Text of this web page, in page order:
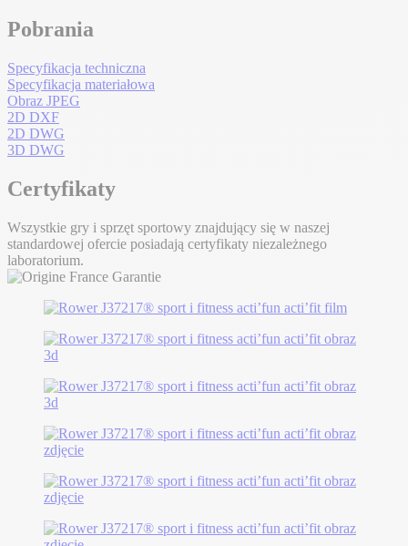
Pobrania
Specyfikacja techniczna
Specyfikacja materiałowa
Obraz JPEG
2D DXF
2D DWG
3D DWG
Certyfikaty
Wszystkie gry i sprzęt sportowy znajdujący się w naszej
standardowej ofercie posiadają certyfikaty niezależnego
laboratorium.